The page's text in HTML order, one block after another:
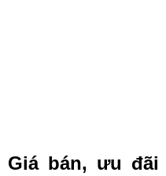
Giá bán, ưu